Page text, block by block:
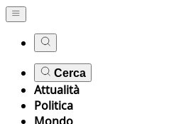
Cerca
Attualità
Politica